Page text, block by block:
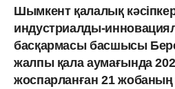
Шымкент қалалық
индустриалды-
басқармасы басшысы
жалпы қала аумағында
жоспарланған 21 жобаның